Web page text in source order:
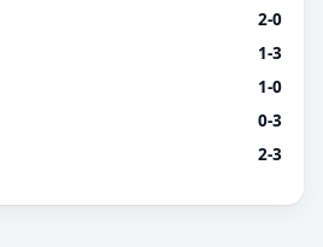
2-0
1-3
1-0
0-3
2-3